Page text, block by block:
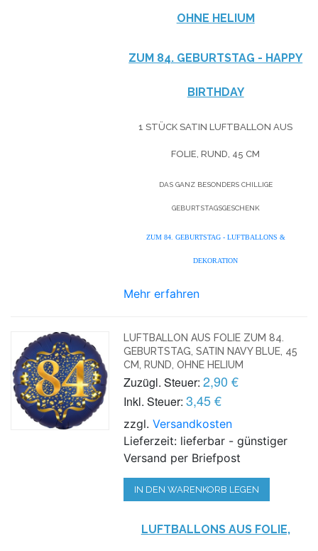
HNE HELIUM
ZUM 84. GEBURTSTAG - HAPPY
BIRTHDAY
1 STÜCK SATIN LUFTBALLON AUS
FOLIE, RUND, 45 CM
DAS GANZ BESONDERS CHILLIGE
GEBURTSTAGSGESCHENK
ZUM 84. GEBURTSTAG - LUFTBALLONS &
DEKORATION
Mehr erfahren
LUFTBALLON AUS FOLIE ZUM 84.
GEBURTSTAG, SATIN NAVY BLUE, 45
CM, RUND, OHNE HELIUM
Zuzügl. Steuer: 2,90 €
Inkl. Steuer: 3,45 €
zzgl.Versandkosten
Lieferzeit: lieferbar - günstiger
Versand per Briefpost
IN DEN WARENKORB LEGEN
LUFTBALLONS AUS FOLIE,